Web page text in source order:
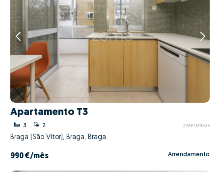
Apartamento T3
3 2 ZMPT591523
Braga (São Vítor), Braga, Braga
990 €/mês Arrendamento